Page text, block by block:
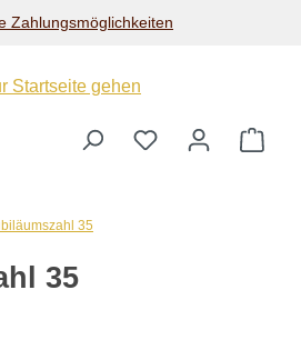
Zahlungsmöglichkeiten
35
35